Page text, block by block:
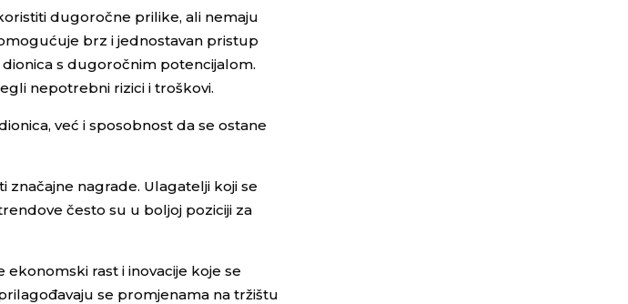
dugoročne prilike, ali nemaju
brz i jednostavan pristup
s dugoročnim potencijalom.
nepotrebni rizici i troškovi.
već i sposobnost da se ostane
nagrade. Ulagatelji koji se
često su u boljoj poziciji za
rast i inovacije koje se
se promjenama na tržištu